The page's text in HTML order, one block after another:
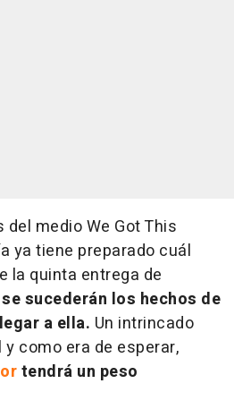
del medioWe Got This
ya tiene preparado cuál
la quinta entrega de
se sucederán los hechos de
a ella. Un intrincado
como era de esperar,
tendrá un peso